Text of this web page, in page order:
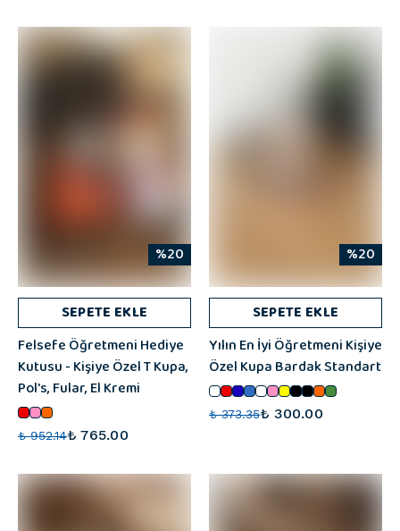
%20
SEPETE EKLE
Felsefe Öğretmeni Hediye
Kutusu - Kişiye Özel T Kupa,
Pol's, Fular, El Kremi
₺ 952.14₺ 765.00
%20
SEPETE EKLE
Yılın En İyi Öğretmeni Kişiye
Özel Kupa Bardak Standart
₺ 373.35₺ 300.00